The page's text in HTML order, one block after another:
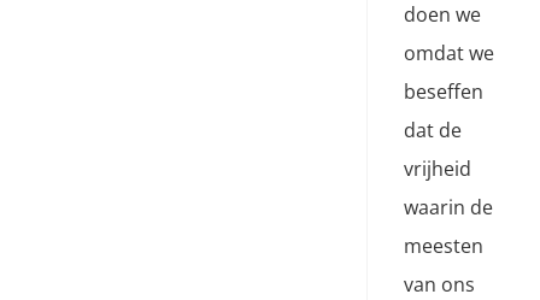
doen we
omdat we
beseffen
dat de
vrijheid
waarin de
meesten
van ons